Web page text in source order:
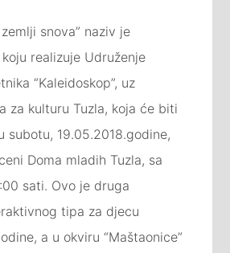
snova” naziv je
realizuje Udruženje
“Kaleidoskop”, uz
za kulturu Tuzla, koja će biti
subotu, 19.05.2018.godine,
Doma mladih Tuzla, sa
sati. Ovo je druga
tipa za djecu
a u okviru “Maštaonice”